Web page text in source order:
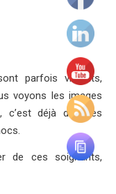
voyons les images
déjà dur. Les
de ces soignants,